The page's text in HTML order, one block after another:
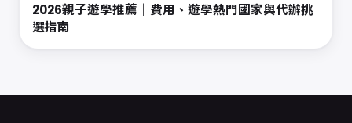
2026親子遊學推薦｜費用、遊學熱門國家與代辦挑
選指南